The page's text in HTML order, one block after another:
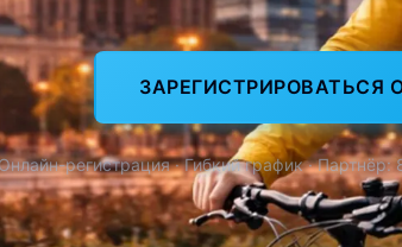
ЗАРЕГИСТРИРОВАТЬСЯ
регистрация · Гибкий график ·